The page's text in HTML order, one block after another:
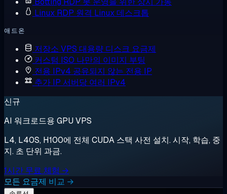
Linux RDP 원격 Linux 데스크톱
애드온
저장소 VPS 대용량 디스크 요금제
커스텀 ISO 나만의 이미지 부팅
전용 IPv4 공유되지 않는 전용 IP
추가 IP 서버당 여러 IPv4
신규
AI 워크로드용 GPU VPS
L4, L40S, H100에 전체 CUDA 스택 사전 설치. 시작, 학습, 중
지. 초 단위 과금.
1시간 무료 체험 →
모든 요금제 비교 →